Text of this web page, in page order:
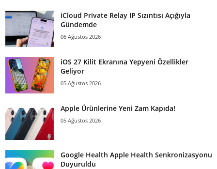
iCloud Private Relay IP Sızıntısı Açığıyla
Gündemde
06 Ağustos 2026
iOS 27 Kilit Ekranına Yepyeni Özellikler
Geliyor
05 Ağustos 2026
Apple Ürünlerine Yeni Zam Kapıda!
05 Ağustos 2026
Google Health Apple Health Senkronizasyonu
Duyuruldu